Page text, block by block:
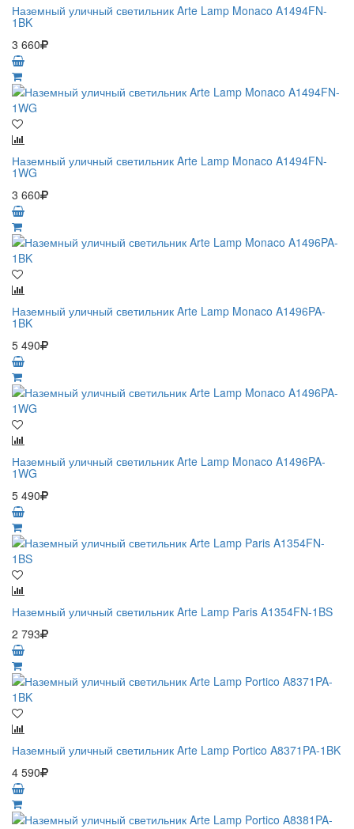
Наземный уличный светильник Arte Lamp Monaco A1494FN-
1BK
3 660
Наземный уличный светильник Arte Lamp Monaco A1494FN-
1WG
3 660
Наземный уличный светильник Arte Lamp Monaco A1496PA-
1BK
5 490
Наземный уличный светильник Arte Lamp Monaco A1496PA-
1WG
5 490
Наземный уличный светильник Arte Lamp Paris A1354FN-1BS
2 793
Наземный уличный светильник Arte Lamp Portico A8371PA-1BK
4 590